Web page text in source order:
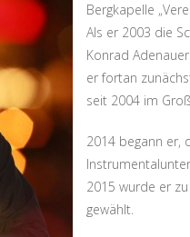
Bergkapelle
Als er 2003 die
Konrad
er fortan
seit 2004 im
2014 begann er,
2015 wurde er
gewählt.